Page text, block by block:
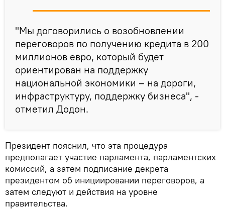
"Мы договорились о возобновлении
переговоров по получению кредита в 200
миллионов евро, который будет
ориентирован на поддержку
национальной экономики – на дороги,
инфраструктуру, поддержку бизнеса", -
отметил Додон.
Президент пояснил, что эта процедура
предполагает участие парламента, парламентских
комиссий, а затем подписание декрета
президентом об инициировании переговоров, а
затем следуют и действия на уровне
правительства.